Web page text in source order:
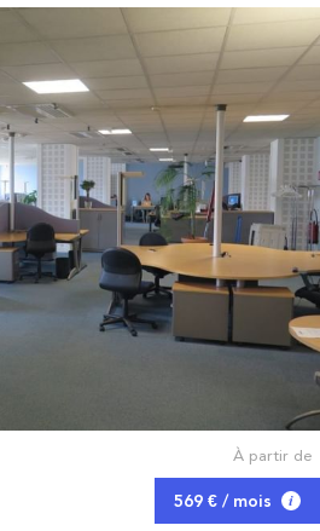
À partir de
569 € / mois